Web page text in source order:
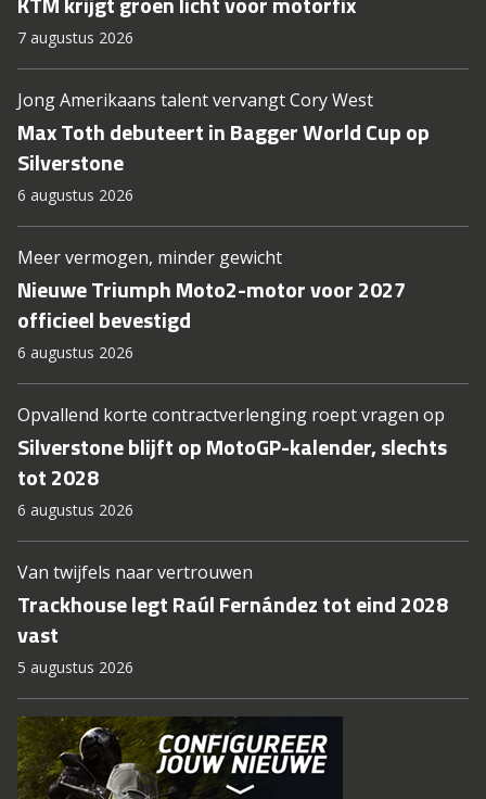
7 augustus 2026
Jong Amerikaans talent vervangt Cory West
Max Toth debuteert in Bagger World Cup op
Silverstone
6 augustus 2026
Meer vermogen, minder gewicht
Nieuwe Triumph Moto2-motor voor 2027
officieel bevestigd
6 augustus 2026
Opvallend korte contractverlenging roept vragen op
Silverstone blijft op MotoGP-kalender, slechts
tot 2028
6 augustus 2026
Van twijfels naar vertrouwen
Trackhouse legt Raúl Fernández tot eind 2028
vast
5 augustus 2026